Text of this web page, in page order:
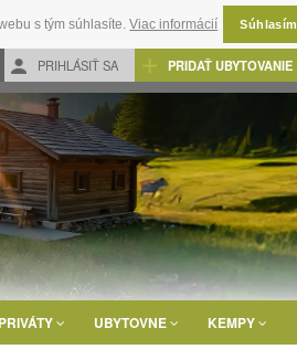
s tým súhlasíte.Viac informácií Súhlasím
PRIHLÁSIŤ SA PRIDAŤ UBYTOVANIE
PRIVÁTY UBYTOVNE KEMPY